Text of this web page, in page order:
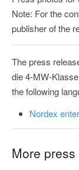
Note: For the
publisher of the
The press
die 4-MW-
the following
Nordex
More